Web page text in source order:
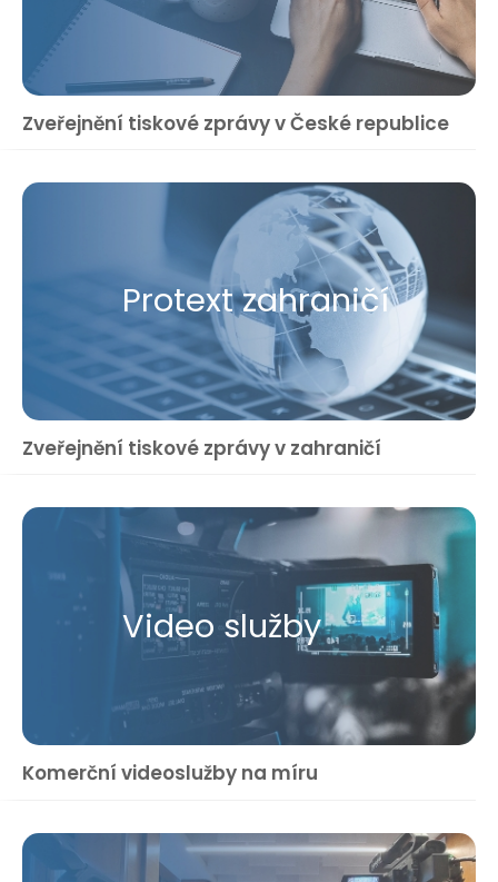
Zveřejnění tiskové zprávy v České republice
Protext zahraničí
Zveřejnění tiskové zprávy v zahraničí
Video služby
Komerční videoslužby na míru